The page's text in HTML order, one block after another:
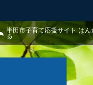
半田市子育て応援サイト は
る